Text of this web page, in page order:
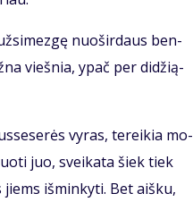
nuo­šir­daus ben­
vieš­nia, ypač per di­dži­ą­
vy­ras, te­rei­kia mo­
juo, svei­ka­ta šiek tiek
iš­min­ky­ti. Bet aiš­ku,